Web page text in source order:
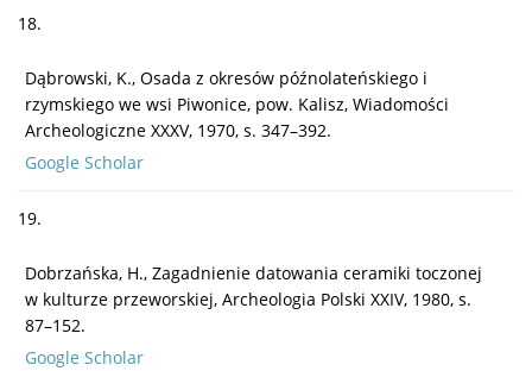
18.
Dąbrowski, K., Osada z okresów późnolateńskiego i
rzymskiego we wsi Piwonice, pow. Kalisz, Wiadomości
Archeologiczne XXXV, 1970, s. 347–392.
Google Scholar
19.
Dobrzańska, H., Zagadnienie datowania ceramiki toczonej
w kulturze przeworskiej, Archeologia Polski XXIV, 1980, s.
87–152.
Google Scholar